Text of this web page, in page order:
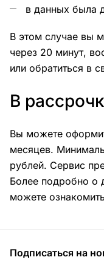
в данных была
В этом случае вы
через 20 минут,
или обратиться в
В
Вы можете
месяцев.
рублей. Сервис
Более подробно о
можете
Подписаться на